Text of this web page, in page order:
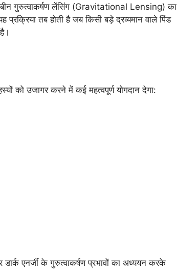
गुरुत्वाकर्षण लेंसिंग (Gravitational Lensing) का
तब होती है जब किसी बड़े द्रव्यमान वाले पिंड
को उजागर करने में कई महत्वपूर्ण योगदान देगा:
एनर्जी के गुरुत्वाकर्षण प्रभावों का अध्ययन करके